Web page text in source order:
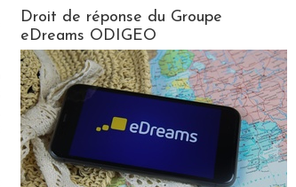
Droit de réponse du Groupe
eDreams ODIGEO